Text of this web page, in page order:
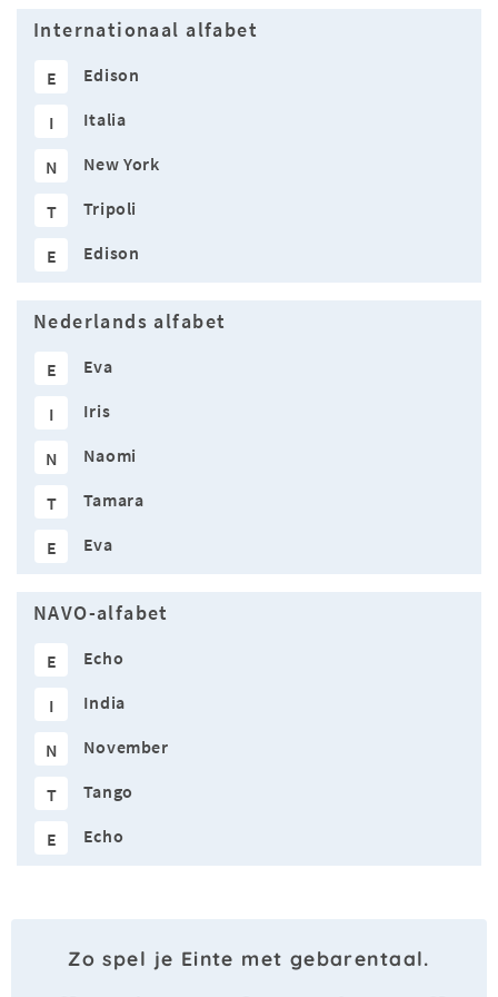
Internationaal alfabet
E Edison
I Italia
N New York
T Tripoli
E Edison
Nederlands alfabet
E Eva
I Iris
N Naomi
T Tamara
E Eva
NAVO-alfabet
E Echo
I India
N November
T Tango
E Echo
Zo spel je Einte met gebarentaal.